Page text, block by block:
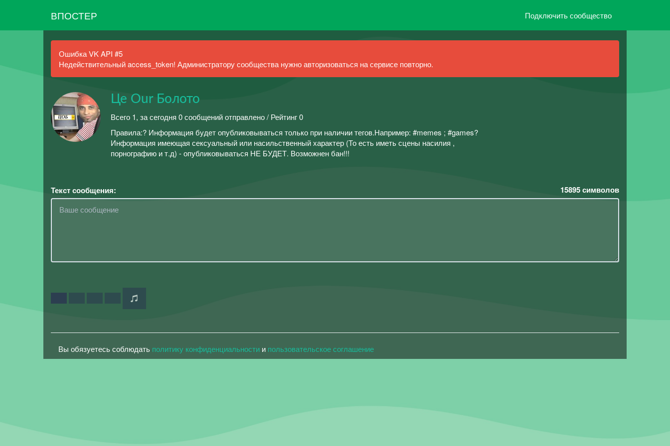
ВПОСТЕР Подключить сообщество
Ошибка VK API #5
Недействительный access_token! Администратору сообщества нужно авторизоваться на сервисе повторно.
Це Our Болото
Всего 1, за сегодня 0 сообщений отправлено / Рейтинг 0
Правила:? Информация будет опубликовываться только при наличии тегов.Например: #memes ; #games?
Информация имеющая сексуальный или насильственный характер (То есть иметь сцены насилия ,
порнографию и т.д) - опубликовываться НЕ БУДЕТ. Возможнен бан!!!
Текст сообщения: 15895символов
Вы обязуетесь соблюдать политику конфиденциальности и пользовательское соглашение